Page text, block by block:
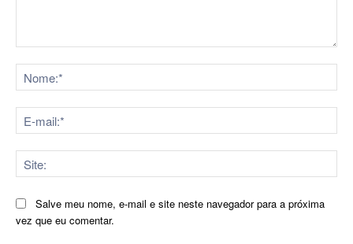
Salve meu nome, e-mail e site neste navegador para a próxima
vez que eu comentar.